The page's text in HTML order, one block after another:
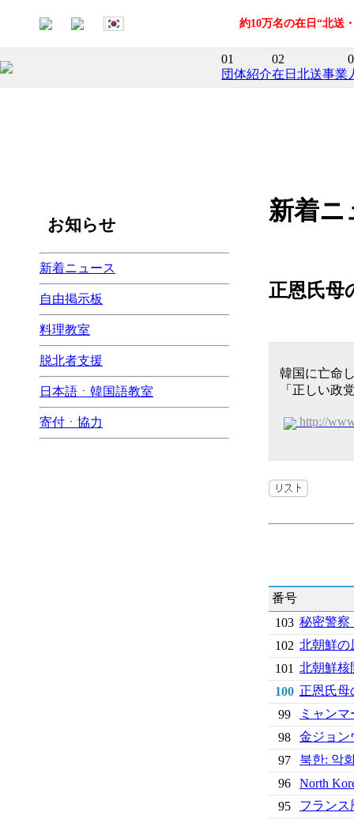
約10万名の在日“北送
01
団体紹介
02
在日北送事業
お知らせ
新着ニュース
自由掲示板
料理教室
脱北者支援
日本語ㆍ韓国語教室
寄付ㆍ協力
新着ニ
正恩氏
韓国に亡命
「正しい政
http://
番号
103 秘密警
102 北朝鮮
101 北朝鮮
100 正恩氏
99
ミャン
98
金ジョン
97
북한: 악
96
North
95
フランス